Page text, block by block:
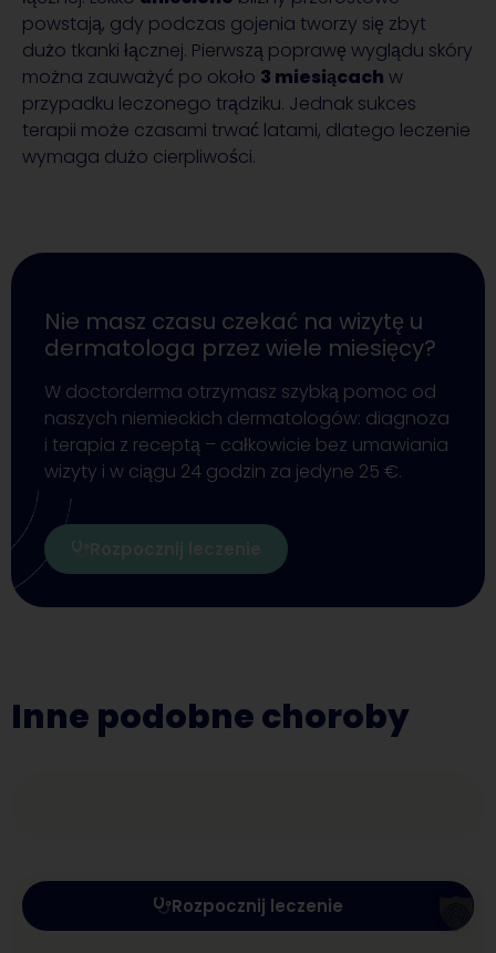
powstają, gdy podczas gojenia tworzy się zbyt
dużo tkanki łącznej. Pierwszą poprawę wyglądu skóry
można zauważyć po około 3 miesiącach w
przypadku leczonego trądziku. Jednak sukces
terapii może czasami trwać latami, dlatego leczenie
wymaga dużo cierpliwości.
Nie masz czasu czekać na wizytę u
dermatologa przez wiele miesięcy?
W doctorderma otrzymasz szybką pomoc od
naszych niemieckich dermatologów: diagnoza
i terapia z receptą – całkowicie bez umawiania
wizyty i w ciągu 24 godzin za jedyne 25 €.
Rozpocznij leczenie
Inne podobne choroby
Rozpocznij leczenie